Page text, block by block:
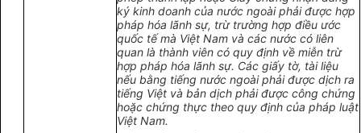
ký kinh doanh của nước ngoài phải được hợp
pháp hóa lãnh sự, trừ trường hợp điều ước
quốc tế mà Việt Nam và các nước có liên
quan là thành viên có quy định về miễn trừ
hợp pháp hóa lãnh sự. Các giấy tờ, tài liệu
nếu bằng tiếng nước ngoài phải được dịch ra
tiếng Việt và bản dịch phải được công chứng
hoặc chứng thực theo quy định của pháp luật
Việt Nam.